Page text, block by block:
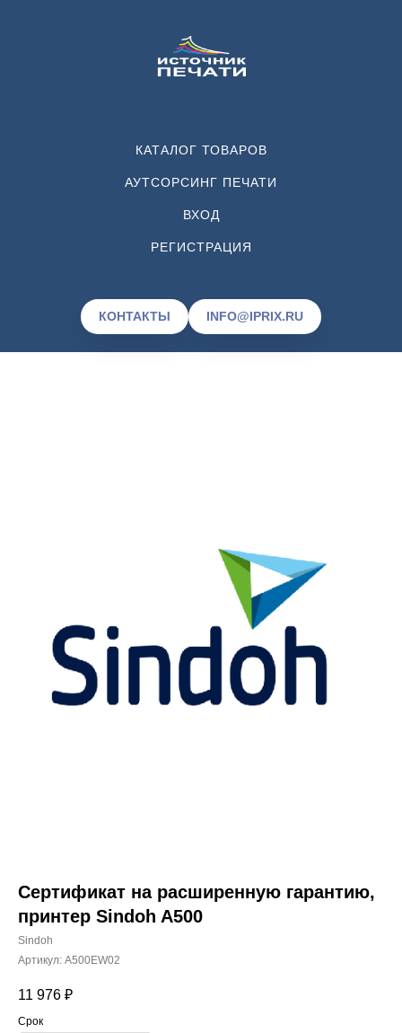
КАТАЛОГ ТОВАРОВ
АУТСОРСИНГ ПЕЧАТИ
ВХОД
РЕГИСТРАЦИЯ
КОНТАКТЫ INFO@IPRIX.RU
Сертификат на расширенную гарантию,
принтер Sindoh A500
Sindoh
Артикул: A500EW02
11 976 ₽
Срок